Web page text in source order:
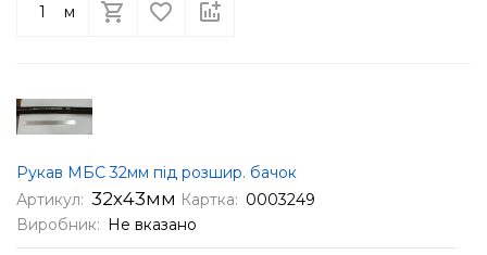
м
Рукав МБС 32мм під розшир. бачок
Артикул: 32х43мм Картка: 0003249
Виробник: Не вказано